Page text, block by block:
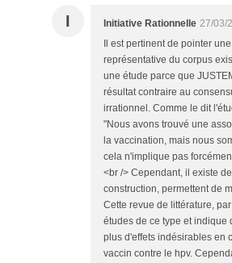
I Initiative Rationnelle 27/03/
Il est pertinent de pointer
représentative du corpus
une étude parce que
résultat contraire au
irrationnel. Comme le dit
"Nous avons trouvé une
la vaccination, mais nous
cela n'implique pas
<br /> Cependant, il existe
construction, permettent de
Cette revue de littérature,
études de ce type et indique
plus d'effets indésirables en
vaccin contre le hpv.